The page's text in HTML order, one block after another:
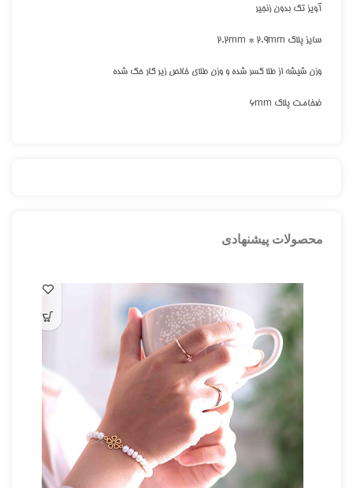
آویز تک بدون زنجیر
سایز پلاک 2.2mm * 2.9mm
وزن شیشه از طلا کسر شده و وزن طلای خالص زیر کار حک شده
ضخامت پلاک 6mm
محصولات پیشنهادی